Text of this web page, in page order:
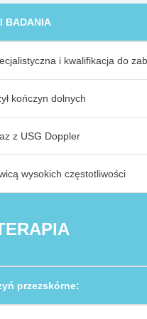
BADANIA
i kwalifikacja do
kończyn dolnych
z USG Doppler
wysokich częstotliwości
przezskórne: